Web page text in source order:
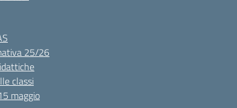
25/26
classi
maggio